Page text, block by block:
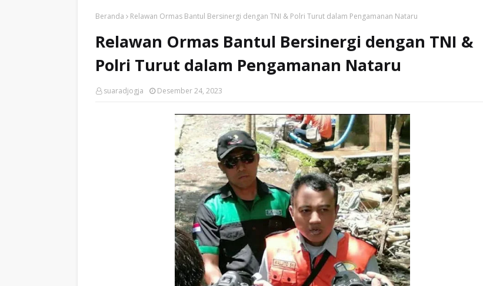
Beranda Relawan Ormas Bantul Bersinergi dengan TNI & Polri Turut dalam Pengamanan Nataru
Relawan Ormas Bantul Bersinergi dengan TNI &
Polri Turut dalam Pengamanan Nataru
suaradjogja Desember 24, 2023